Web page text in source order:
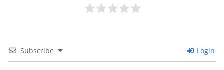
Subscribe Login